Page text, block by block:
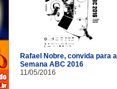
Rafael Nobre, convida para a
Semana ABC 2016
11/05/2016